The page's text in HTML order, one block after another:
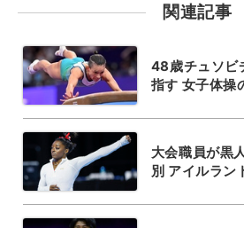
関連記事
48歳チュソビ
指す 女子体操
大会職員が黒
別 アイルラン